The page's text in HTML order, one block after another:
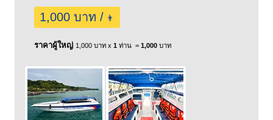
1,000 บาท / 👨
ราคาผู้ใหญ่ 1,000 บาท x 1 ท่าน = 1,000 บาท